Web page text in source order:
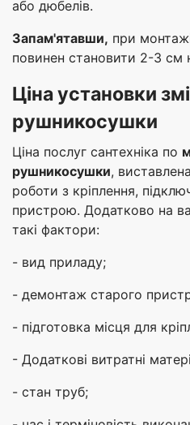
або дюбелів.
Запам'ятавши, при
повинен становити 2-3
Ціна установки
рушникосушки
Ціна послуг сантехніка по
рушникосушки,
роботи з кріплення,
пристрою. Додатково на
такі фактори:
- вид приладу;
- демонтаж старого
- підготовка місця для
- Додаткові витратні
- стан труб;